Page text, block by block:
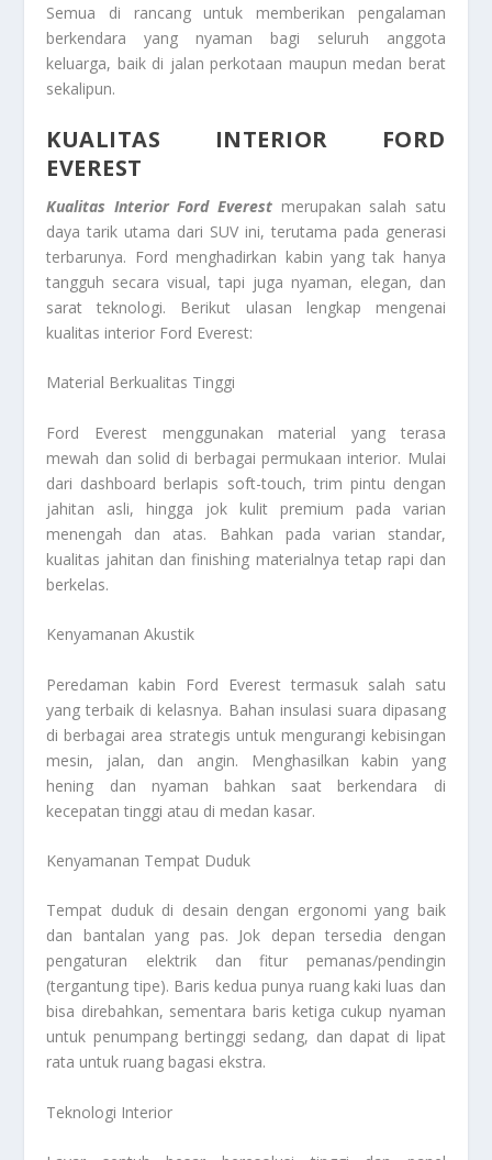
Semua di rancang untuk memberikan pengalaman
berkendara yang nyaman bagi seluruh anggota
keluarga, baik di jalan perkotaan maupun medan berat
sekalipun.
KUALITAS INTERIOR FORD
EVEREST
Kualitas Interior Ford Everest merupakan salah satu
daya tarik utama dari SUV ini, terutama pada generasi
terbarunya. Ford menghadirkan kabin yang tak hanya
tangguh secara visual, tapi juga nyaman, elegan, dan
sarat teknologi. Berikut ulasan lengkap mengenai
kualitas interior Ford Everest:
Material Berkualitas Tinggi
Ford Everest menggunakan material yang terasa
mewah dan solid di berbagai permukaan interior. Mulai
dari dashboard berlapis soft-touch, trim pintu dengan
jahitan asli, hingga jok kulit premium pada varian
menengah dan atas. Bahkan pada varian standar,
kualitas jahitan dan finishing materialnya tetap rapi dan
berkelas.
Kenyamanan Akustik
Peredaman kabin Ford Everest termasuk salah satu
yang terbaik di kelasnya. Bahan insulasi suara dipasang
di berbagai area strategis untuk mengurangi kebisingan
mesin, jalan, dan angin. Menghasilkan kabin yang
hening dan nyaman bahkan saat berkendara di
kecepatan tinggi atau di medan kasar.
Kenyamanan Tempat Duduk
Tempat duduk di desain dengan ergonomi yang baik
dan bantalan yang pas. Jok depan tersedia dengan
pengaturan elektrik dan fitur pemanas/pendingin
(tergantung tipe). Baris kedua punya ruang kaki luas dan
bisa direbahkan, sementara baris ketiga cukup nyaman
untuk penumpang bertinggi sedang, dan dapat di lipat
rata untuk ruang bagasi ekstra.
Teknologi Interior